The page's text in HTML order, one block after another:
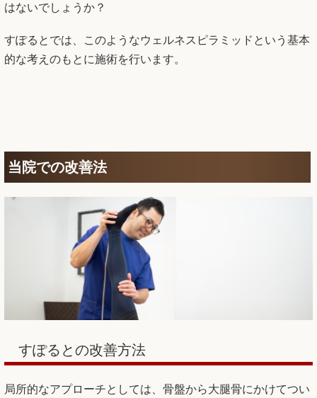
はないでしょうか？
すぽるとでは、このようなウェルネスピラミッドという基本
的な考えのもとに施術を行います。
当院での改善法
すぽるとの改善方法
局所的なアプローチとしては、骨盤から大腿骨にかけてつい